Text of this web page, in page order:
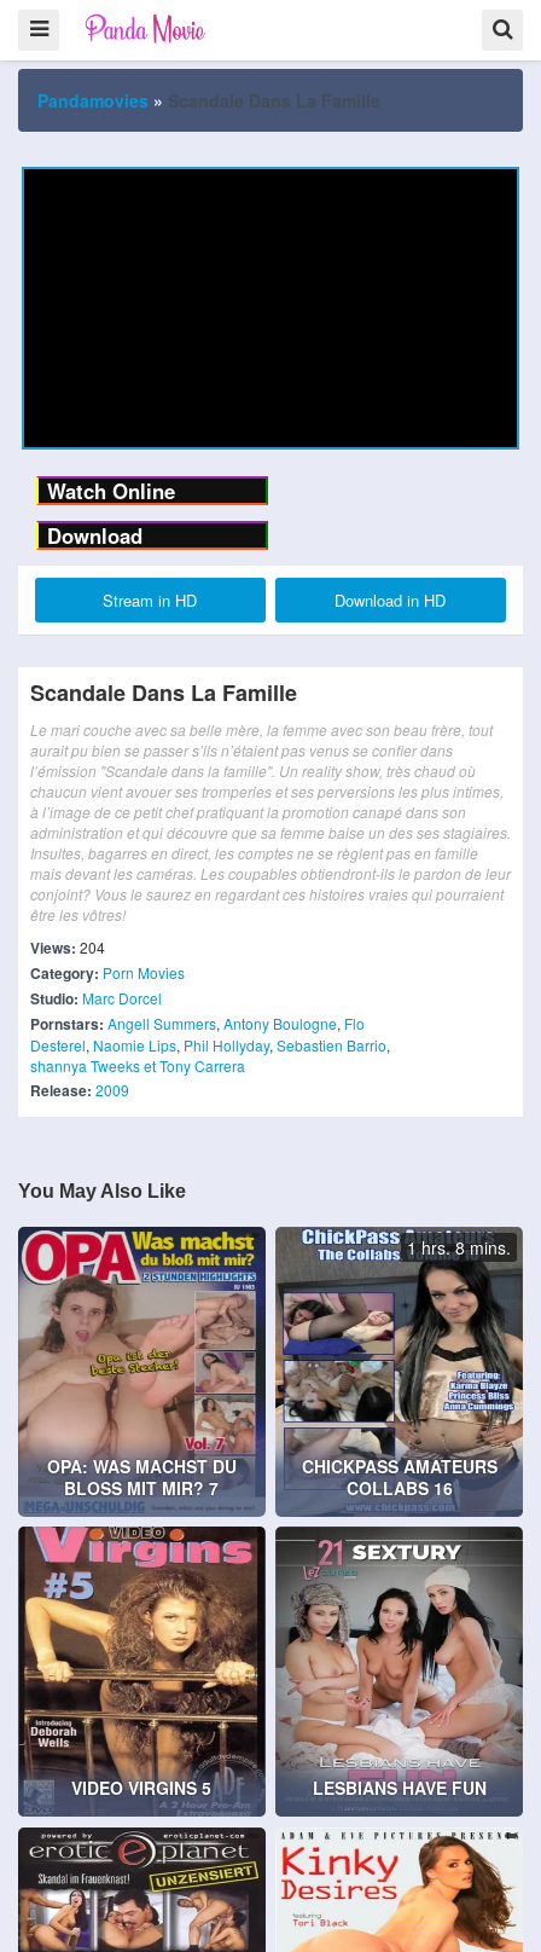
Pandamovies » Scandale Dans La Famille
Watch Online
Download
Stream in HD Download in HD
Scandale Dans La Famille
Le mari couche avec sa belle mère, la femme avec son beau frère, tout
aurait pu bien se passer s’ils n’étaient pas venus se confier dans
l’émission "Scandale dans la famille". Un reality show, très chaud où
chaucun vient avouer ses tromperies et ses perversions les plus intimes,
à l’image de ce petit chef pratiquant la promotion canapé dans son
administration et qui découvre que sa femme baise un des ses stagiaires.
Insultes, bagarres en direct, les comptes ne se règlent pas en famille
mais devant les caméras. Les coupables obtiendront-ils le pardon de leur
conjoint? Vous le saurez en regardant ces histoires vraies qui pourraient
être les vôtres!
Views: 204
Category: Porn Movies
Studio: Marc Dorcel
Pornstars: Angell Summers, Antony Boulogne, Flo
Desterel, Naomie Lips, Phil Hollyday, Sebastien Barrio,
shannya Tweeks et Tony Carrera
Release: 2009
You May Also Like
OPA: WAS MACHST DU
BLOSS MIT MIR? 7
CHICKPASS AMATEURS
COLLABS 16
1 hrs. 8 mins.
VIDEO VIRGINS 5 LESBIANS HAVE FUN